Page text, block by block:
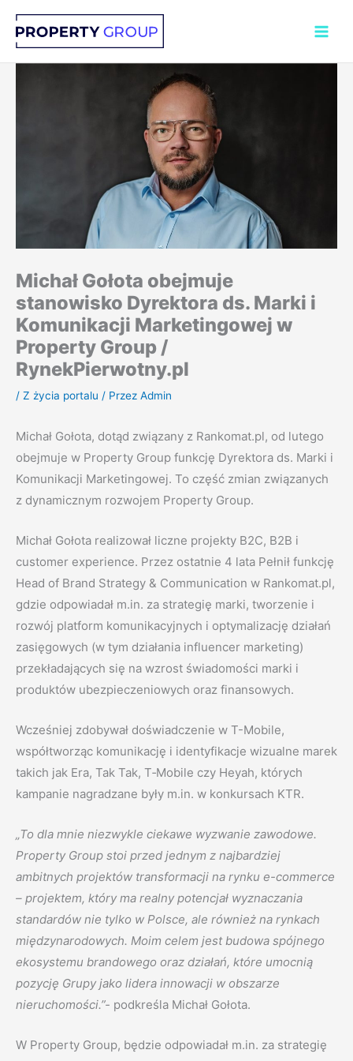
treści
Michał Gołota obejmuje
stanowisko Dyrektora ds. Marki i
Komunikacji Marketingowej w
Property Group /
RynekPierwotny.pl
/ Z życia portalu / Przez Admin
Michał Gołota, dotąd związany z Rankomat.pl, od lutego
obejmuje w Property Group funkcję Dyrektora ds. Marki i
Komunikacji Marketingowej. To część zmian związanych
z dynamicznym rozwojem Property Group.
Michał Gołota realizował liczne projekty B2C, B2B i
customer experience. Przez ostatnie 4 lata Pełnił funkcję
Head of Brand Strategy & Communication w Rankomat.pl,
gdzie odpowiadał m.in. za strategię marki, tworzenie i
rozwój platform komunikacyjnych i optymalizację działań
zasięgowych (w tym działania influencer marketing)
przekładających się na wzrost świadomości marki i
produktów ubezpieczeniowych oraz finansowych.
Wcześniej zdobywał doświadczenie w T-Mobile,
współtworząc komunikację i identyfikacje wizualne marek
takich jak Era, Tak Tak, T‑Mobile czy Heyah, których
kampanie nagradzane były m.in. w konkursach KTR.
„To dla mnie niezwykle ciekawe wyzwanie zawodowe.
Property Group stoi przed jednym z najbardziej
ambitnych projektów transformacji na rynku e-commerce
– projektem, który ma realny potencjał wyznaczania
standardów nie tylko w Polsce, ale również na rynkach
międzynarodowych. Moim celem jest budowa spójnego
ekosystemu brandowego oraz działań, które umocnią
pozycję Grupy jako lidera innowacji w obszarze
nieruchomości.”- podkreśla Michał Gołota.
W Property Group, będzie odpowiadał m.in. za strategię